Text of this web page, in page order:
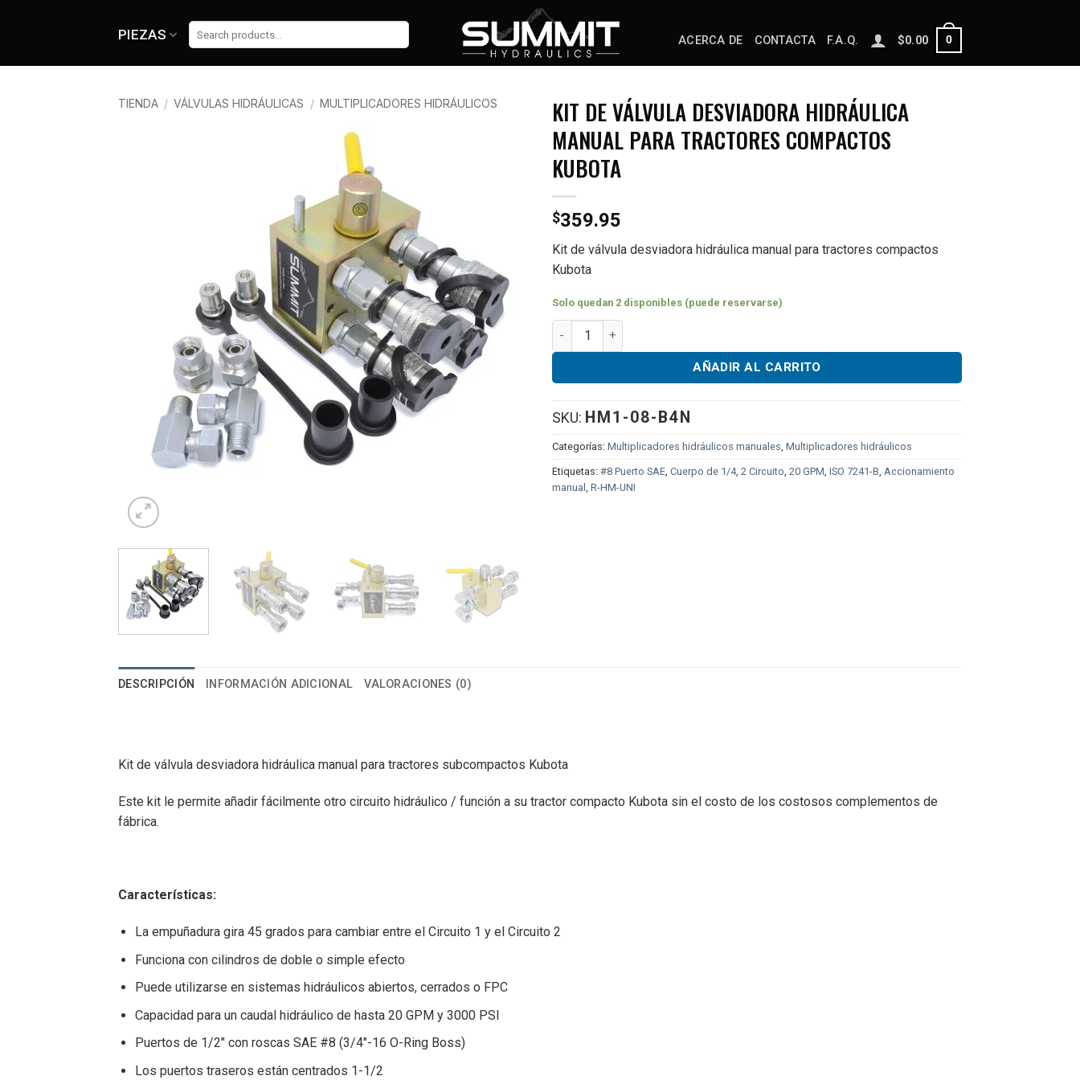
PIEZAS
Buscar
por:
ACERCA DE CONTACTA F.A.Q. $0.00 0
TIENDA / VÁLVULAS HIDRÁULICAS / MULTIPLICADORES HIDRÁULICOS
KIT DE VÁLVULA DESVIADORA HIDRÁULICA
MANUAL PARA TRACTORES COMPACTOS
KUBOTA
$359.95
Kit de válvula desviadora hidráulica manual para tractores compactos
Kubota
Solo quedan 2 disponibles (puede reservarse)
Manual Hydraulic Multiplier Diverter Valve Kit for Kubota Compact Tractors cantidad
AÑADIR AL CARRITO
SKU: HM1-08-B4N
Categorías: Multiplicadores hidráulicos manuales Multiplicadores hidráulicos
Etiquetas: #8 Puerto SAE Cuerpo de 1/4, 2 Circuito 20 GPM ISO 7241-B Accionamiento
manual R-HM-UNI
DESCRIPCIÓN INFORMACIÓN ADICIONAL VALORACIONES (0)
Kit de válvula desviadora hidráulica manual para tractores subcompactos Kubota
Este kit le permite añadir fácilmente otro circuito hidráulico / función a su tractor compacto Kubota sin el costo de los costosos complementos de
fábrica.
Características:
La empuñadura gira 45 grados para cambiar entre el Circuito 1 y el Circuito 2
Funciona con cilindros de doble o simple efecto
Puede utilizarse en sistemas hidráulicos abiertos, cerrados o FPC
Capacidad para un caudal hidráulico de hasta 20 GPM y 3000 PSI
Puertos de 1/2″ con roscas SAE #8 (3/4″-16 O-Ring Boss)
Los puertos traseros están centrados 1-1/2